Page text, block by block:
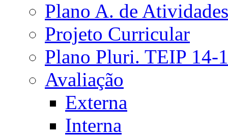
Plano A. de Atividades
Projeto Curricular
Plano Pluri. TEIP 14-
Avaliação
Externa
Interna